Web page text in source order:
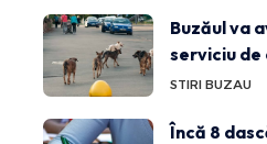
Buzăul va
serviciu de
STIRI BUZAU
Încă 8